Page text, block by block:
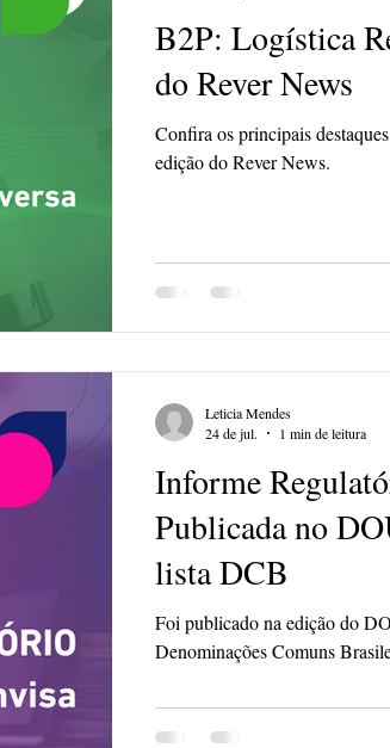
B2P: Logística
do Rever News
Confira os principais
edição do Rever News.
Informe
Publicada no
lista DCB
Foi publicado na edição do
Denominações Comuns
Leticia Mendes
24 de jul.
1 min de leitura